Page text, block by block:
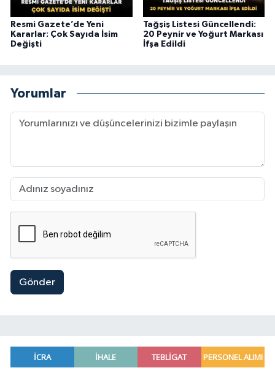
Resmi Gazete’de Yeni
Kararlar: Çok Sayıda İsim
Değişti
Tağşiş Listesi Güncellendi:
20 Peynir ve Yoğurt Markası
İfşa Edildi
Yorumlar
Gönder